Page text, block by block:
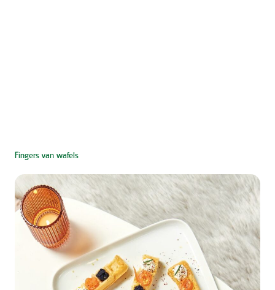
Fingers van wafels